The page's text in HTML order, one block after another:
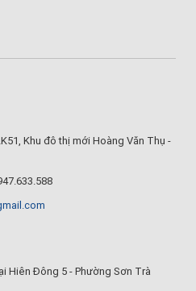
Khu đô thị mới Hoàng Văn Thụ -
Hiên Đông 5 - Phường Sơn Trà